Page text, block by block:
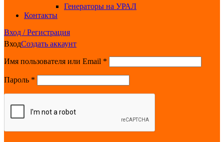
Генераторы на УРАЛ
Контакты
Вход / Регистрация
ВходСоздать аккаунт
Имя пользователя или Email *
Пароль *